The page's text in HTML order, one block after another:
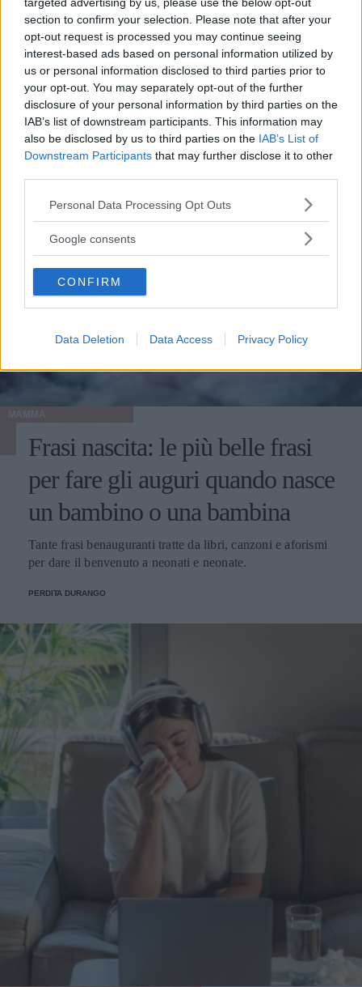
section to confirm your selection. Please note that after your
opt-out request is processed you may continue seeing
interest-based ads based on personal information utilized by
us or personal information disclosed to third parties prior to
your opt-out. You may separately opt-out of the further
disclosure of your personal information by third parties on the
IAB’s list of downstream participants. This information may
also be disclosed by us to third parties on the IAB’s List of
Downstream Participants that may further disclose it to other
Please note that this website/app uses one or more Google
not limited to your visit or usage behaviour. You may click to
use your data for below specified purposes in below Google
consent section.
Personal Data Processing Opt Outs
Google consents
CONFIRM
Data Deletion Data Access Privacy Policy
Frasi nascita: le più belle frasi
per fare gli auguri quando nasce
un bambino o una bambina
Tante frasi benauguranti tratte da libri, canzoni e aforismi
per dare il benvenuto a neonati e neonate.
PERDITA DURANGO